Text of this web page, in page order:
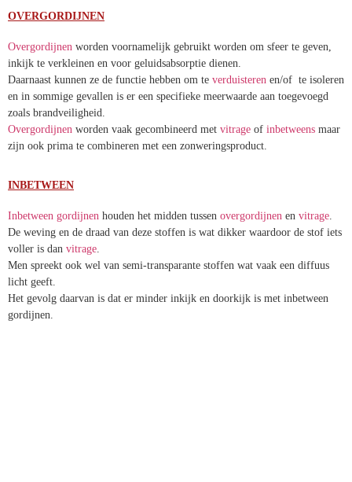
OVERGORDIJNEN
Overgordijnen worden voornamelijk gebruikt worden om sfeer te geven,
inkijk te verkleinen en voor geluidsabsorptie dienen.
Daarnaast kunnen ze de functie hebben om te verduisteren en/of te isoleren
en in sommige gevallen is er een specifieke meerwaarde aan toegevoegd
zoals brandveiligheid.
Overgordijnen worden vaak gecombineerd met vitrage of inbetweens maar
zijn ook prima te combineren met een zonweringsproduct.
INBETWEEN
Inbetween gordijnen houden het midden tussen overgordijnen en vitrage.
De weving en de draad van deze stoffen is wat dikker waardoor de stof iets
voller is dan vitrage.
Men spreekt ook wel van semi-transparante stoffen wat vaak een diffuus
licht geeft.
Het gevolg daarvan is dat er minder inkijk en doorkijk is met inbetween
gordijnen.